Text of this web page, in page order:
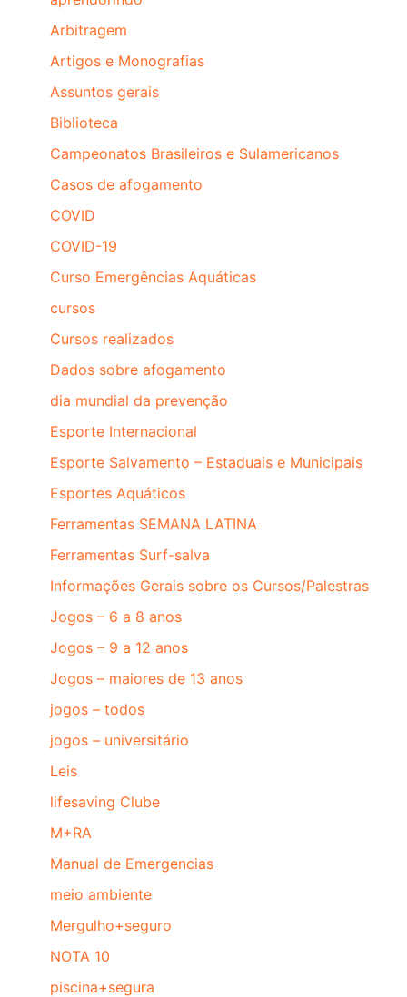
Arbitragem
Artigos e Monografias
Assuntos gerais
Biblioteca
Campeonatos Brasileiros e Sulamericanos
Casos de afogamento
COVID
COVID-19
Curso Emergências Aquáticas
cursos
Cursos realizados
Dados sobre afogamento
dia mundial da prevenção
Esporte Internacional
Esporte Salvamento – Estaduais e Municipais
Esportes Aquáticos
Ferramentas SEMANA LATINA
Ferramentas Surf-salva
Informações Gerais sobre os Cursos/Palestras
Jogos – 6 a 8 anos
Jogos – 9 a 12 anos
Jogos – maiores de 13 anos
jogos – todos
jogos – universitário
Leis
lifesaving Clube
M+RA
Manual de Emergencias
meio ambiente
Mergulho+seguro
NOTA 10
piscina+segura